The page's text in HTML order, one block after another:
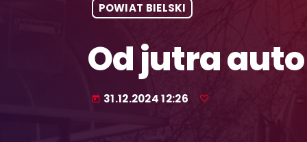
POWIAT BIELSKI
Od jutra
today 31.12.2024 12:26